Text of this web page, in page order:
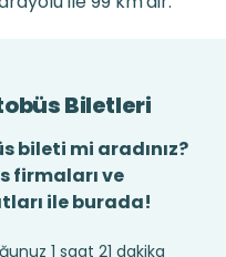
Biletleri
bileti mi aradınız?
firmaları ve
ile burada!
1 saat 21 dakika